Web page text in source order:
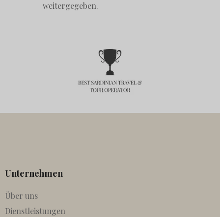
weitergegeben.
Unternehmen
Über uns
Dienstleistungen